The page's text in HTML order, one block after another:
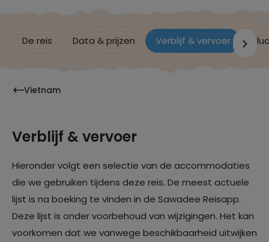
De reis Data & prijzen Verblijf & vervoer
Vietnam
Verblijf & vervoer
Hieronder volgt een selectie van de accommodaties
die we gebruiken tijdens deze reis. De meest actuele
lijst is na boeking te vinden in de Sawadee Reisapp.
Deze lijst is onder voorbehoud van wijzigingen. Het kan
voorkomen dat we vanwege beschikbaarheid uitwijken